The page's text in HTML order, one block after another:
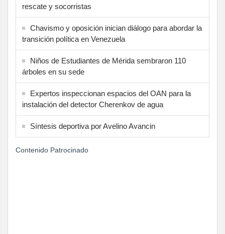
rescate y socorristas
Chavismo y oposición inician diálogo para abordar la
transición política en Venezuela
Niños de Estudiantes de Mérida sembraron 110
árboles en su sede
Expertos inspeccionan espacios del OAN para la
instalación del detector Cherenkov de agua
Síntesis deportiva por Avelino Avancin
Contenido Patrocinado